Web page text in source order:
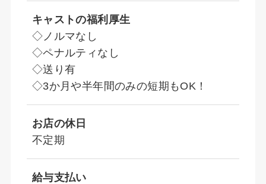
キャストの福利厚生
◇ノルマなし
◇ペナルティなし
◇送り有
◇3か月や半年間のみの短期もOK！
お店の休日
不定期
給与支払い